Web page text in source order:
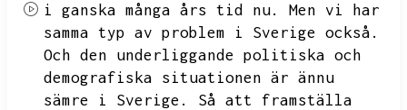
i ganska många års tid nu.
Men vi har
samma typ av problem i Sverige också.
Och den underliggande politiska och
demografiska situationen är ännu
sämre i Sverige.
Så att framställa